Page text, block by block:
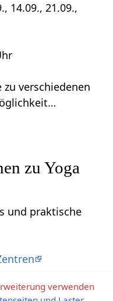
14.09., 21.09.,
verschiedenen
zu Yoga
und praktische
verwenden